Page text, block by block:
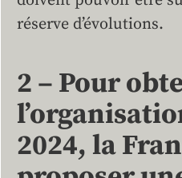
réserve d’évolutions.
2 – Pour
2024, la